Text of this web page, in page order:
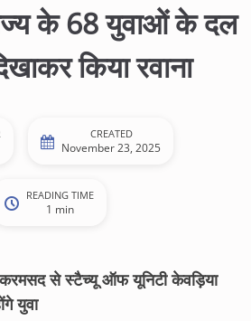
के 68 युवाओं के दल
किया रवाना
CREATED
November 23, 2025
READING TIME
1 min
करमसद से स्टैच्यू ऑफ यूनिटी केवड़िया
युवा